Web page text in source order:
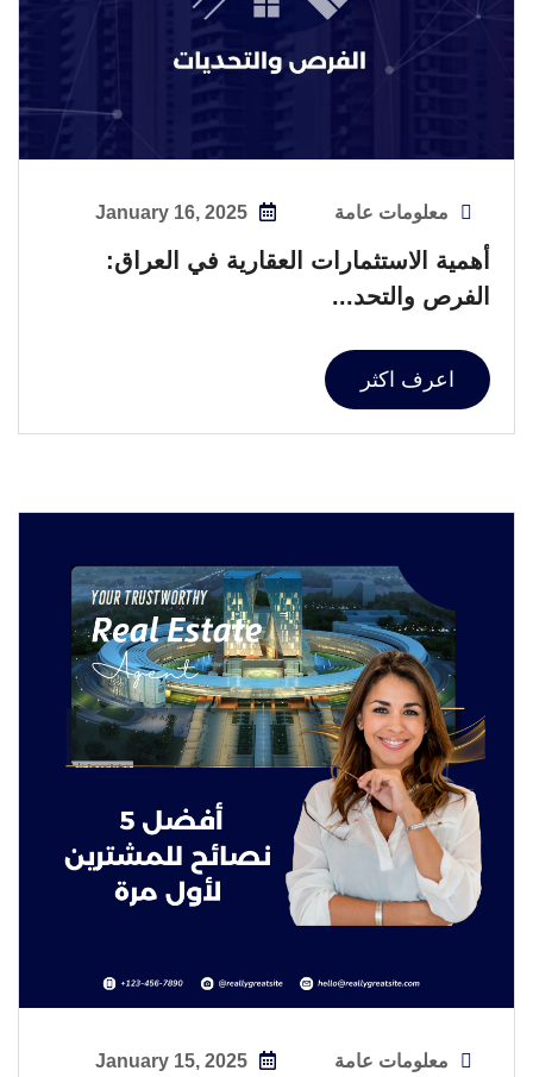
معلومات عامة January 16, 2025
أهمية الاستثمارات العقارية في العراق:
الفرص والتحد...
اعرف اكثر
معلومات عامة January 15, 2025